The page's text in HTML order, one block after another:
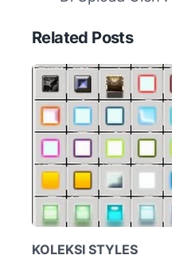
Related Posts
KOLEKSI STYLES